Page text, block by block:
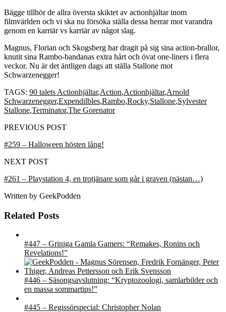
Bägge tillhör de allra översta skiktet av actionhjältar inom
filmvärlden och vi ska nu försöka ställa dessa herrar mot varandra
genom en karriär vs karriär av något slag.
Magnus, Florian och Skogsberg har dragit på sig sina action-brallor,
knutit sina Rambo-bandanas extra hårt och övat one-liners i flera
veckor. Nu är det äntligen dags att ställa Stallone mot
Schwarzenegger!
TAGS: 90 talets Actionhjältar,Action,Actionhjältar,Arnold
Schwarzenegger,Expendilbles,Rambo,Rocky,Stallone,Sylvester
Stallone,Terminator,The Gorenator
PREVIOUS POST
#259 – Halloween hösten lång!
NEXT POST
#261 – Playstation 4, en trotjänare som går i graven (nästan…)
Written by GeekPodden
Related Posts
#447 – Griniga Gamla Gamers: “Remakes, Ronins och
Revelations!”
#446 – Säsongsavslutning: “Kryptozoologi, samlarbilder och
en massa sommartips!”
#445 – Regissörspecial: Christopher Nolan